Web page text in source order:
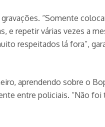
“Somente
repetir várias vezes a
respeitados lá fora”,
aprendendo sobre o
entre policiais. “Não